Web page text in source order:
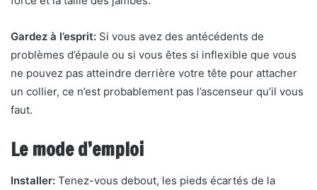
Gardez à l’esprit: Si vous avez des antécédents de
problèmes d’épaule ou si vous êtes si inflexible que vous
ne pouvez pas atteindre derrière votre tête pour attacher
un collier, ce n’est probablement pas l’ascenseur qu’il vous
faut.
Le mode d’emploi
Installer: Tenez-vous debout, les pieds écartés de la